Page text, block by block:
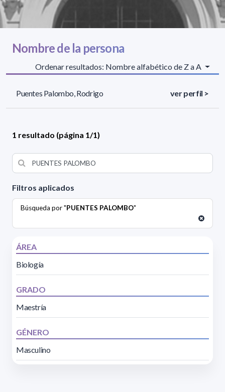
Filtros aplicados
Búsqueda por "PUENTES PALOMBO"
ÁREA
Biología
GRADO
Maestría
GÉNERO
Masculino
Nombre de la persona
Ordenar resultados: Nombre alfabético de Z a A
Puentes Palombo, Rodrigo ver perfil >
1 resultado (página 1/1)